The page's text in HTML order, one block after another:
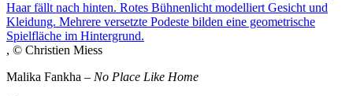
, © Christien Miess
Malika Fankha – No Place Like Home